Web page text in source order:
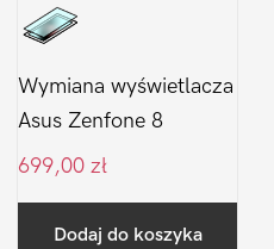
Wymiana wyświetlacza
Asus Zenfone 8
699,00 zł
Dodaj do koszyka